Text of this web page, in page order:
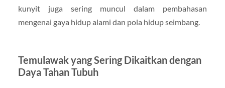
kunyit juga sering muncul dalam pembahasan
mengenai gaya hidup alami dan pola hidup seimbang.
Temulawak yang Sering Dikaitkan dengan
Daya Tahan Tubuh